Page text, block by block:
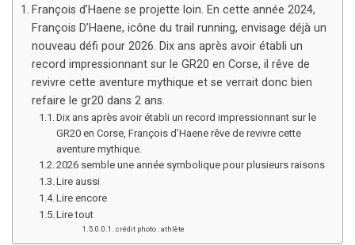
François d’Haene se projette loin. En cette année 2024,
François D’Haene, icône du trail running, envisage déjà un
nouveau défi pour 2026. Dix ans après avoir établi un
record impressionnant sur le GR20 en Corse, il rêve de
revivre cette aventure mythique et se verrait donc bien
refaire le gr20 dans 2 ans.
Dix ans après avoir établi un record impressionnant sur le
GR20 en Corse, François d’Haene rêve de revivre cette
aventure mythique.
2026 semble une année symbolique pour plusieurs raisons
Lire aussi
Lire encore
Lire tout
crédit photo : athlète